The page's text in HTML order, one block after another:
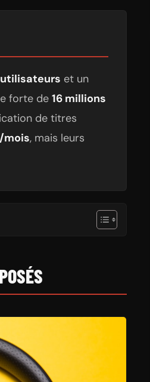
et un
forte de 16 millions
de titres
mois, mais leurs